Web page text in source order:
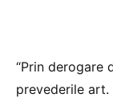
“Prin derogare
prevederile art.